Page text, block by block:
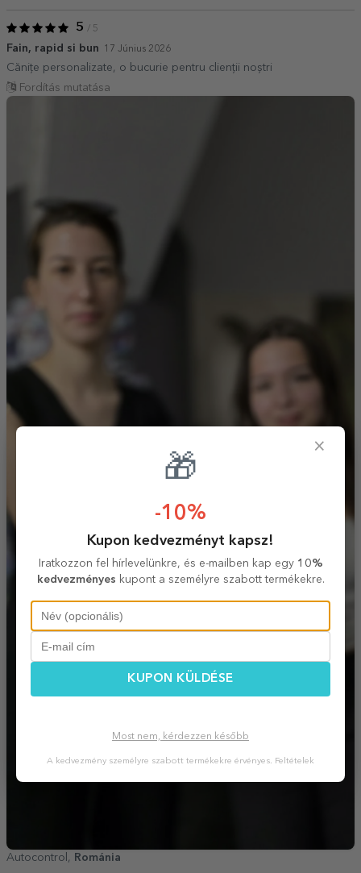
5 / 5
Fain, rapid si bun 17 Június 2026
Cănițe personalizate, o bucurie pentru clienții noștri
Fordítás mutatása
Autocontrol, Románia
×
🎁
-10%
Kupon kedvezményt kapsz!
Iratkozzon fel hírlevelünkre, és e-mailben kap egy 10%
kedvezményes kupont a személyre szabott termékekre.
KUPON KÜLDÉSE
Most nem, kérdezzen később
A kedvezmény személyre szabott termékekre érvényes. Feltételek